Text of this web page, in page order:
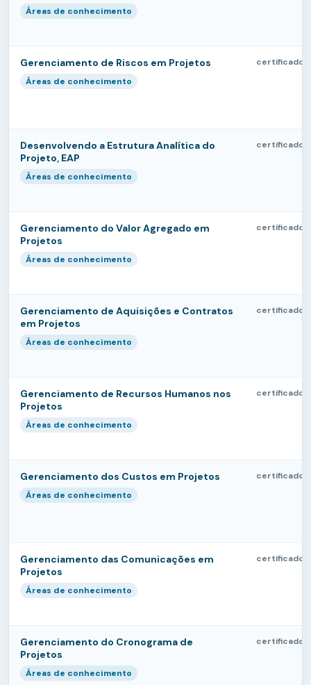
Áreas de conhecimento
Gerenciamento de Riscos em Projetos
Áreas de conhecimento
certificado
Desenvolvendo a Estrutura Analítica do
Projeto, EAP
Áreas de conhecimento
certificado
Gerenciamento do Valor Agregado em
Projetos
Áreas de conhecimento
certificado
Gerenciamento de Aquisições e Contratos
em Projetos
Áreas de conhecimento
certificado
Gerenciamento de Recursos Humanos nos
Projetos
Áreas de conhecimento
certificado
Gerenciamento dos Custos em Projetos
Áreas de conhecimento
certificado
Gerenciamento das Comunicações em
Projetos
Áreas de conhecimento
certificado
Gerenciamento do Cronograma de
Projetos
Áreas de conhecimento
certificado